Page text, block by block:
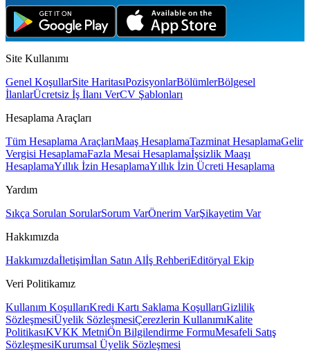
Site Kullanımı
Genel KoşullarSite HaritasıPozisyonlarBölümlerBölgesel
İlanlarÜcretsiz İş İlanı VerCV Şablonları
Hesaplama Araçları
Tüm Hesaplama AraçlarıMaaş HesaplamaTazminat HesaplamaGelir
Vergisi HesaplamaFazla Mesai Hesaplamaİşsizlik Maaşı
HesaplamaYıllık İzin HesaplamaYıllık İzin Ücreti Hesaplama
Yardım
Sıkça Sorulan SorularSorum VarÖnerim VarŞikayetim Var
Hakkımızda
Hakkımızdaİletişimİlan Satın Alİş RehberiEditöryal Ekip
Veri Politikamız
Kullanım KoşullarıKredi Kartı Saklama KoşullarıGizlilik
SözleşmesiÜyelik SözleşmesiÇerezlerin KullanımıKalite
PolitikasıKVKK MetniÖn Bilgilendirme FormuMesafeli Satış
SözleşmesiKurumsal Üyelik Sözleşmesi